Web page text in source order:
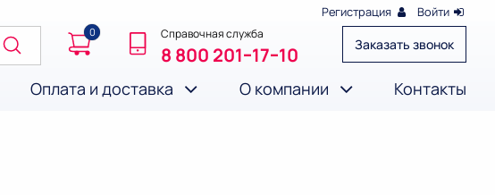
Регистрация Войти
Справочная служба
8 800 201‒17‒10 Заказать звонок
Оплата и доставка О компании Контакты